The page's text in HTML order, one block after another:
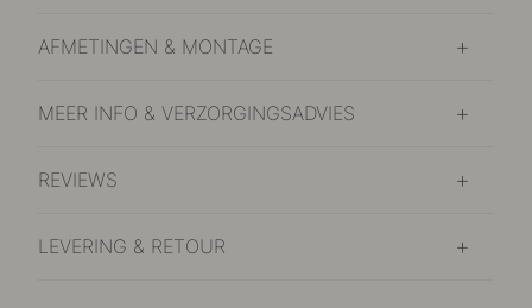
AFMETINGEN & MONTAGE
MEER INFO & VERZORGINGSADVIES
REVIEWS
LEVERING & RETOUR